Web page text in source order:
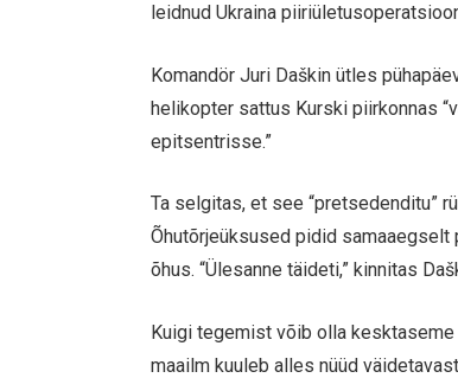
leidnud Ukraina
Komandör Juri Daškin ütles
helikopter sattus Kurski piirkonnas
epitsentrisse.”
Ta selgitas, et see “pretsedenditu”
Õhutõrjeüksused pidid
õhus. “Ülesanne täideti,” kinnitas
Kuigi tegemist võib olla
maailm kuuleb alles nüüd